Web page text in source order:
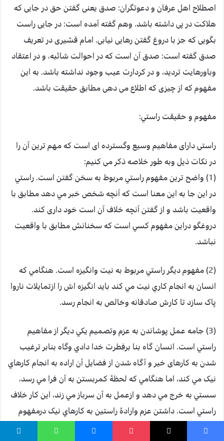
اصطلاح اهل عرفان و دعوتگران: صدق یعنی گفتن حق در جایی که
هلاکت در پی داشته باشد. وهم گفته آمده است: در جایی راست
بگویی که جز با دروغ گفتن رهایی نیابی. امام قشیری در تعریف
صدق گفته است: صدق آن است که در احوالت شائبه، و در اعتقاد
وباورهایت تردید، و در کردارت عیب وجود نداشته باشد. به این
مفهوم که از چیزی که اطلاع می دهی مطابق حقیقت باشد.
مفهوم و حقيقت راستي:
راستی دارای مفاهیم وسیع وگسترده ای است که مهم ترین آن را
در نکات ذیل وبه طور خلاصه ذکر می کنیم:
(1) واضح ترين مفهوم راستي مربوط به سخن گفتن است. راستي
در اين جا به اين معنا است که آنچه شخص خبر مي دهد مطابق با
واقعيت باشد و از گفتن آنچه خلاف آن است خود داری کند.
دروغگو دراين مفهوم کسي است که سخنانش مطابق با واقعيت
نباشد.
(2) مفهوم ديگر راستي مربوط به نيت وانگيزه است. هنگامي که
انسان به انجام کاري نيت مي کند بايد انگيزه اش را ازتمايلات ناروا
پاک سازد تا کارش صادقانه وخالص به انجام رسد.
(3) جامه عمل پوشاندن به عزم وتصميم يکي ديگر از مفاهيم
راستي است. انسان گاه بنا برفطرت خدا دادي وگاه بنابر ترغيب
شدن به کارهای خير و آگاه شدن از فضايل آن اراده به انجام کارهاي
نيک مي کند، اما هنگامي که لحظۀ کمربستن به آن فرا مي رسد،
سستي به خرج مي دهد و ازعمل به آن سرباز مي زند، اين کار خلاف
راستي است. داشتن عزم وارادۀ راستين به کارهاي نيک درمفهوم
راستي شامل است.